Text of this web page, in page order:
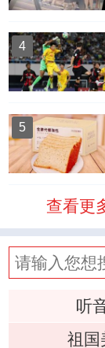
4
5
查看更
听
祖国